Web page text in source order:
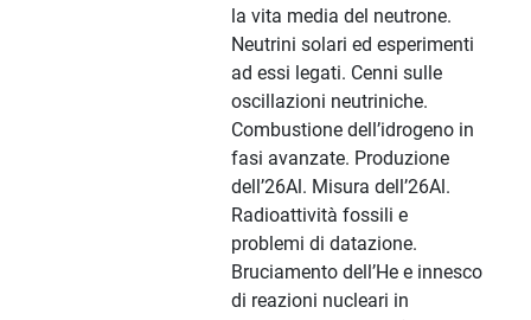
la vita media del neutrone.
Neutrini solari ed esperimenti
ad essi legati. Cenni sulle
oscillazioni neutriniche.
Combustione dell’idrogeno in
fasi avanzate. Produzione
dell’26Al. Misura dell’26Al.
Radioattività fossili e
problemi di datazione.
Bruciamento dell’He e innesco
di reazioni nucleari in